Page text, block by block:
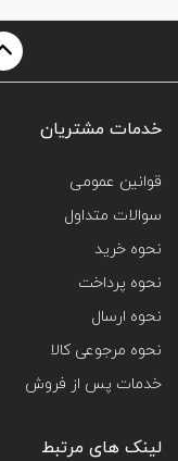
خدمات مشتریان
قوانین عمومی
سوالات متداول
نحوه خرید
نحوه پرداخت
نحوه ارسال
نحوه مرجوعی کالا
خدمات پس از فروش
لینک های مرتبط